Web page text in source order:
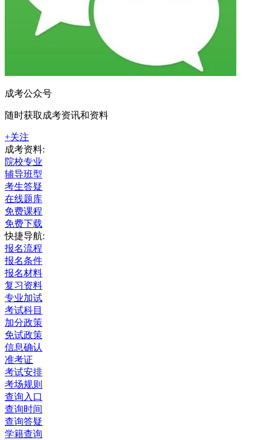
成考公众号
随时获取成考资讯和资料
+关注
成考资料:
院校专业
辅导班型
考生答疑
在线题库
免费课程
免费下载
快捷导航:
报名流程
报名条件
报名材料
复习资料
专业加试
考试科目
加分政策
免试政策
信息确认
准考证
考试安排
考场规则
查询入口
查询时间
查询答疑
学籍查询